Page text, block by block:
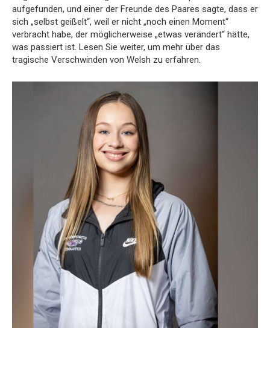
aufgefunden, und einer der Freunde des Paares sagte, dass er
sich „selbst geißelt“, weil er nicht „noch einen Moment“
verbracht habe, der möglicherweise „etwas verändert“ hätte,
was passiert ist. Lesen Sie weiter, um mehr über das
tragische Verschwinden von Welsh zu erfahren.